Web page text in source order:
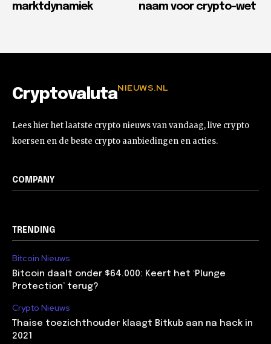
marktdynamiek
naam voor crypto-wet
CryptovalutaNIEUWS.NL
Lees hier het laatste crypto nieuws van vandaag, live crypto
koersen en de beste crypto aanbiedingen en acties.
COMPANY
TRENDING
Bitcoin Nieuws
Bitcoin daalt onder $64.000: Keert het ‘Plunge
Protection’ terug?
Crypto Nieuws
Thaise toezichthouder klaagt Bitkub aan na hack in
2021